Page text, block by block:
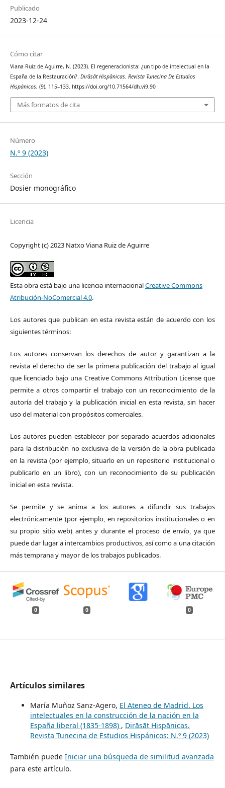
Publicado
2023-12-24
Cómo citar
Viana Ruiz de Aguirre, N. (2023). El regeneracionista: ¿un tipo de intelectual en la
España de la Restauración?. Dirāsāt Hispānicas. Revista Tunecina De Estudios
Hispánicos, (9), 115–133. https://doi.org/10.71564/dh.vi9.90
Más formatos de cita
Número
N.º 9 (2023)
Sección
Dosier monográfico
Licencia
Copyright (c) 2023 Natxo Viana Ruiz de Aguirre
Esta obra está bajo una licencia internacionalCreative Commons
Atribución-NoComercial 4.0.
Los autores que publican en esta revista están de acuerdo con los
siguientes términos:
Los autores conservan los derechos de autor y garantizan a la
revista el derecho de ser la primera publicación del trabajo al igual
que licenciado bajo una Creative Commons Attribution License que
permite a otros compartir el trabajo con un reconocimiento de la
autoría del trabajo y la publicación inicial en esta revista, sin hacer
uso del material con propósitos comerciales.
Los autores pueden establecer por separado acuerdos adicionales
para la distribución no exclusiva de la versión de la obra publicada
en la revista (por ejemplo, situarlo en un repositorio institucional o
publicarlo en un libro), con un reconocimiento de su publicación
inicial en esta revista.
Se permite y se anima a los autores a difundir sus trabajos
electrónicamente (por ejemplo, en repositorios institucionales o en
su propio sitio web) antes y durante el proceso de envío, ya que
puede dar lugar a intercambios productivos, así como a una citación
más temprana y mayor de los trabajos publicados.
0 0 0
Artículos similares
María Muñoz Sanz-Agero, El Ateneo de Madrid. Los
intelectuales en la construcción de la nación en la
España liberal (1835-1898) , Dirāsāt Hispānicas.
Revista Tunecina de Estudios Hispánicos: N.º 9 (2023)
También puede Iniciar una búsqueda de similitud avanzada
para este artículo.